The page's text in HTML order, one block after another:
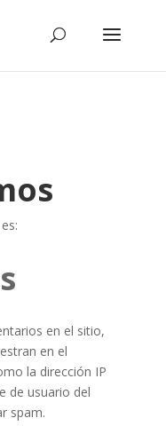
en el sitio,
en el
la dirección IP
de usuario del
spam.